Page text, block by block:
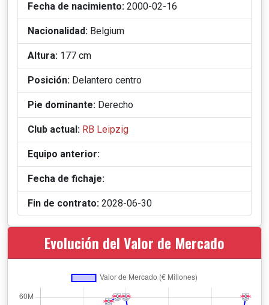
Fecha de nacimiento: 2000-02-16
Nacionalidad: Belgium
Altura: 177 cm
Posición: Delantero centro
Pie dominante: Derecho
Club actual: RB Leipzig
Equipo anterior:
Fecha de fichaje:
Fin de contrato: 2028-06-30
Evolución del Valor de Mercado